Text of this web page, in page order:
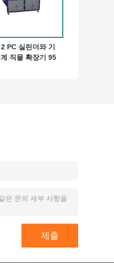
2 PC 실린더와 기
계 직물 확장기 95